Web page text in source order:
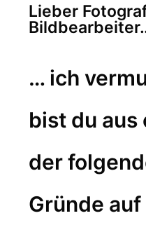
Lieber
… ich
bist du aus
der
Gründe